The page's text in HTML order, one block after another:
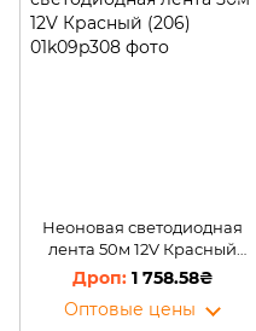
Неоновая светодиодная
лента 50м 12V Красный
(206)
1 758.58₴
Оптовые цены